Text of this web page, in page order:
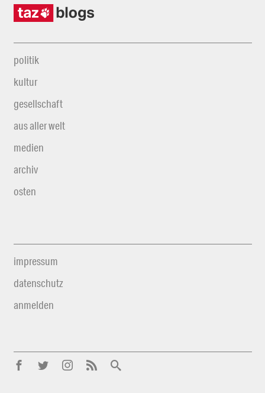
politik
kultur
gesellschaft
aus aller welt
medien
archiv
osten
impressum
datenschutz
anmelden